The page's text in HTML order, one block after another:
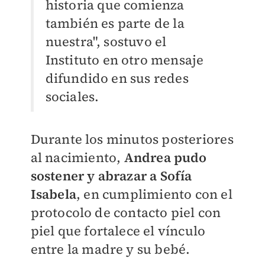
historia que comienza
también es parte de la
nuestra", sostuvo el
Instituto en otro mensaje
difundido en sus redes
sociales.
Durante los minutos posteriores
al nacimiento, Andrea pudo
sostener y abrazar a Sofía
Isabela, en cumplimiento con el
protocolo de contacto piel con
piel que fortalece el vínculo
entre la madre y su bebé.